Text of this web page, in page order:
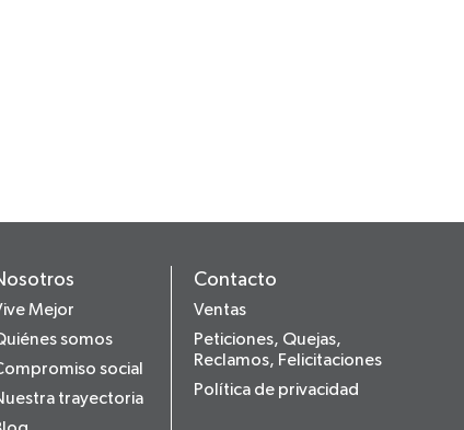
Mejor
somos
social
trayectoria
Contacto
Ventas
Peticiones, Quejas,
Reclamos, Felicitaciones
Política de privacidad